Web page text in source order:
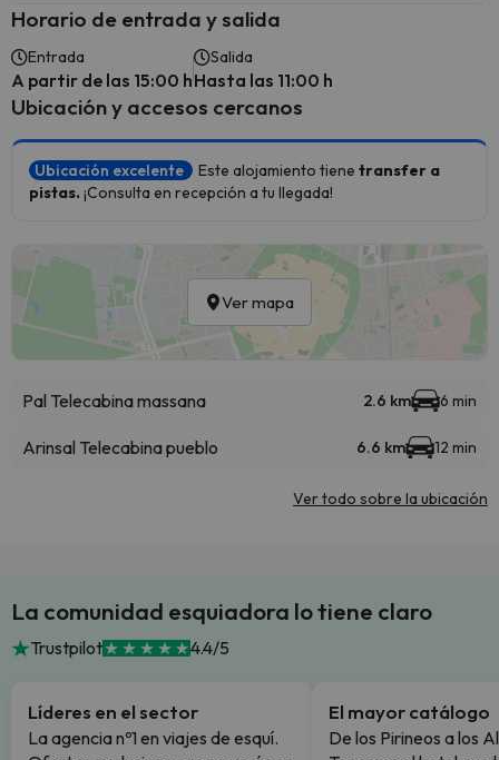
Horario de entrada y salida
Entrada
A partir de las 15:00 h
Salida
Hasta las 11:00 h
Ubicación y accesos cercanos
Ubicación excelente Este alojamiento tiene transfer a
pistas. ¡Consulta en recepción a tu llegada!
Ver mapa
Pal Telecabina massana 2.6 km 6 min
Arinsal Telecabina pueblo 6.6 km 12 min
Ver todo sobre la ubicación
La comunidad esquiadora lo tiene claro
Trustpilot 4.4/5
Líderes en el sector
La agencia nº1 en viajes de esquí.
El mayor catálogo
De los Pirineos a los